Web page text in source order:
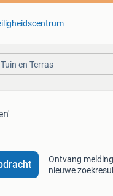
Tuin en Terras
Ontvang
nieuwe